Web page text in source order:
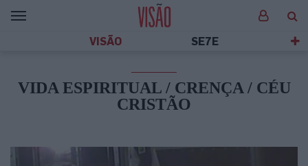
VISÃO SE7E
VIDA ESPIRITUAL / CRENÇA / CÉU
CRISTÃO